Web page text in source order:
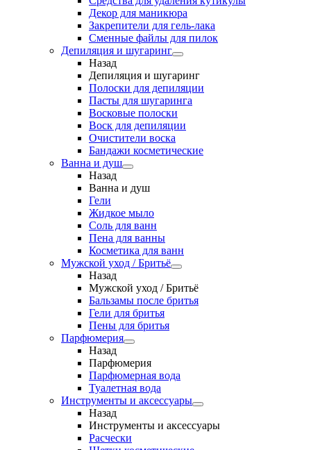
Декор для маникюра
Закрепители для гель-лака
Сменные файлы для пилок
Депиляция и шугаринг
Назад
Депиляция и шугаринг
Полоски для депиляции
Пасты для шугаринга
Восковые полоски
Воск для депиляции
Очистители воска
Бандажи косметические
Ванна и душ
Назад
Ванна и душ
Гели
Жидкое мыло
Соль для ванн
Пена для ванны
Косметика для ванн
Мужской уход / Бритьё
Назад
Мужской уход / Бритьё
Бальзамы после бритья
Гели для бритья
Пены для бритья
Парфюмерия
Назад
Парфюмерия
Парфюмерная вода
Туалетная вода
Инструменты и аксессуары
Назад
Инструменты и аксессуары
Расчески